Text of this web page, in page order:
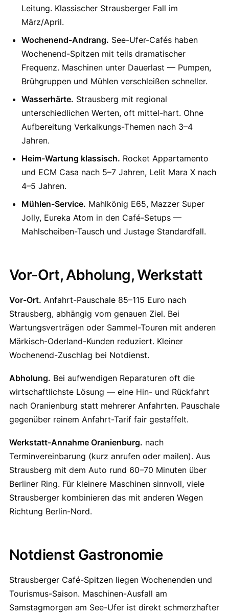
Leitung. Klassischer Strausberger Fall im
März/April.
Wochenend-Andrang. See-Ufer-Cafés haben
Wochenend-Spitzen mit teils dramatischer
Frequenz. Maschinen unter Dauerlast — Pumpen,
Brühgruppen und Mühlen verschleißen schneller.
Wasserhärte. Strausberg mit regional
unterschiedlichen Werten, oft mittel-hart. Ohne
Aufbereitung Verkalkungs-Themen nach 3–4
Jahren.
Heim-Wartung klassisch. Rocket Appartamento
und ECM Casa nach 5–7 Jahren, Lelit Mara X nach
4–5 Jahren.
Mühlen-Service. Mahlkönig E65, Mazzer Super
Jolly, Eureka Atom in den Café-Setups —
Mahlscheiben-Tausch und Justage Standardfall.
Vor-Ort, Abholung, Werkstatt
Vor-Ort. Anfahrt-Pauschale 85–115 Euro nach
Strausberg, abhängig vom genauen Ziel. Bei
Wartungsverträgen oder Sammel-Touren mit anderen
Märkisch-Oderland-Kunden reduziert. Kleiner
Wochenend-Zuschlag bei Notdienst.
Abholung. Bei aufwendigen Reparaturen oft die
wirtschaftlichste Lösung — eine Hin- und Rückfahrt
nach Oranienburg statt mehrerer Anfahrten. Pauschale
gegenüber reinem Anfahrt-Tarif fair gestaffelt.
Werkstatt-Annahme Oranienburg. nach
Terminvereinbarung (kurz anrufen oder mailen). Aus
Strausberg mit dem Auto rund 60–70 Minuten über
Berliner Ring. Für kleinere Maschinen sinnvoll, viele
Strausberger kombinieren das mit anderen Wegen
Richtung Berlin-Nord.
Notdienst Gastronomie
Strausberger Café-Spitzen liegen Wochenenden und
Tourismus-Saison. Maschinen-Ausfall am
Samstagmorgen am See-Ufer ist direkt schmerzhafter